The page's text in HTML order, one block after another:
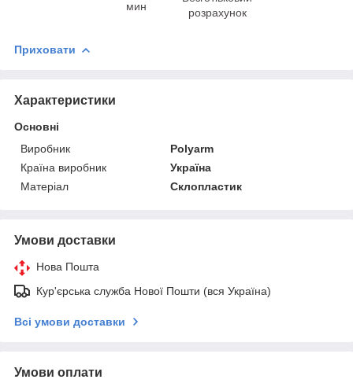
мин
розрахунок
Приховати
Характеристики
Основні
Виробник
Polyarm
Країна виробник
Україна
Матеріал
Склопластик
Умови доставки
Нова Пошта
Кур'єрська служба Нової Пошти (вся Україна)
Всі умови доставки
Умови оплати